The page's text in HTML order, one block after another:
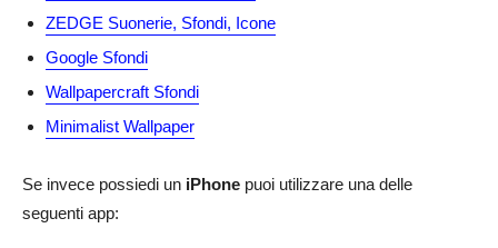
ZEDGE Suonerie, Sfondi, Icone
Google Sfondi
Wallpapercraft Sfondi
Minimalist Wallpaper
Se invece possiedi un iPhone puoi utilizzare una delle
seguenti app: